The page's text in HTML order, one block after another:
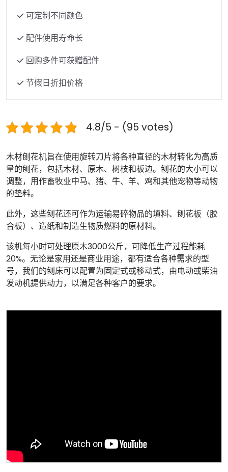
可定制不同颜色
配件使用寿命长
回购多件可获赠配件
节假日折扣价格
4.8/5 - (95 votes)
木材刨花机旨在使用旋转刀片将各种直径的木材转化为高质
量的刨花，包括木材、原木、树枝和板边。刨花的大小可以
调整，用作畜牧业中马、猪、牛、羊、鸡和其他宠物等动物
的垫料。
此外，这些刨花还可作为运输易碎物品的填料、刨花板（胶
合板）、造纸和制造生物质燃料的原材料。
该机每小时可处理原木3000公斤，可降低生产过程能耗
20%。无论是家用还是商业用途，都有适合各种需求的型
号，我们的刨床可以配置为固定式或移动式，由电动或柴油
发动机提供动力，以满足各种客户的要求。